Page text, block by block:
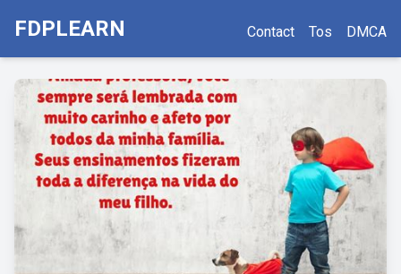
FDPLEARN Contact Tos DMCA